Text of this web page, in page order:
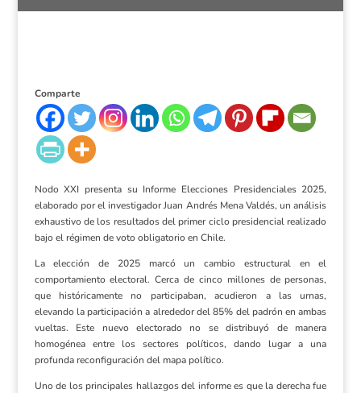
Comparte
Nodo XXI presenta su Informe Elecciones Presidenciales 2025,
elaborado por el investigador Juan Andrés Mena Valdés, un análisis
exhaustivo de los resultados del primer ciclo presidencial realizado
bajo el régimen de voto obligatorio en Chile.
La elección de 2025 marcó un cambio estructural en el
comportamiento electoral. Cerca de cinco millones de personas,
que históricamente no participaban, acudieron a las urnas,
elevando la participación a alrededor del 85% del padrón en ambas
vueltas. Este nuevo electorado no se distribuyó de manera
homogénea entre los sectores políticos, dando lugar a una
profunda reconfiguración del mapa político.
Uno de los principales hallazgos del informe es que la derecha fue